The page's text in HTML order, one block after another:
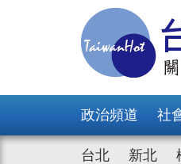
政治頻道 社
台北 新北